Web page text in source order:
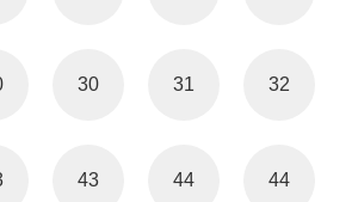
30 31 32
43 44 44